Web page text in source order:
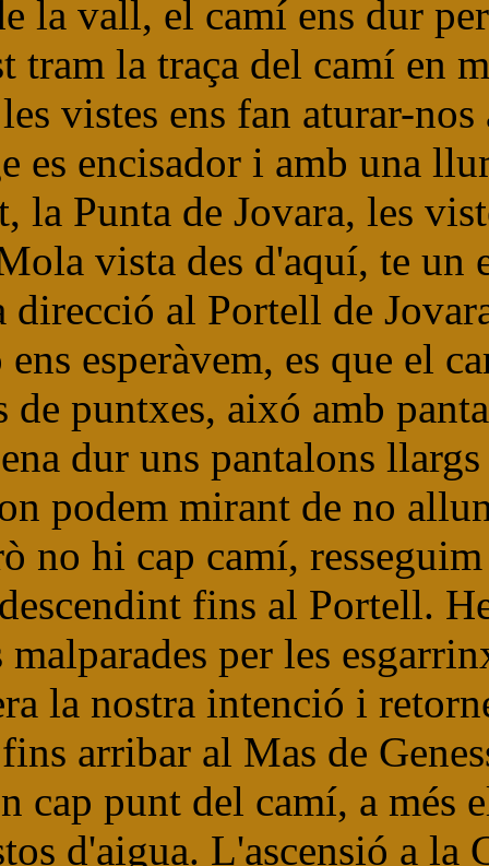
la vall, el camí ens dur
tram la traça del camí en
vistes ens fan aturar-
es encisador i amb una
la Punta de Jovara, les
vista des d'aquí, te un
al Portell de
esperàvem, es que el
puntxes, aixó amb
dur uns pantalons
podem mirant de no
no hi cap camí,
fins al Portell.
per les
la nostra intenció i
arribar al Mas de
cap punt del camí, a més
d'aigua. L'ascensió a